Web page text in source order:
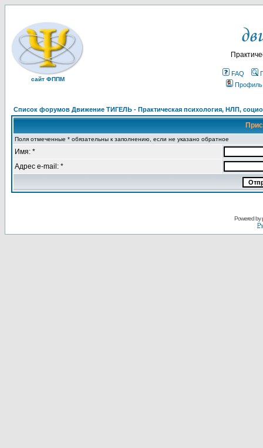
сайт ФППМ
FAQ
Профиль
Список форумов Движение ТИГЕЛЬ - Практическая психология, НЛП,
Поля отмеченные * обязательны к заполнению, если не указано обратное
Имя: *
Адрес e-mail: *
Powered by